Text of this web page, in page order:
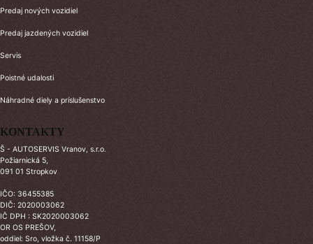
Predaj nových vozidiel
Predaj jazdených vozidiel
Servis
Poistné udalosti
Náhradné diely a príslušenstvo
KONTAKTY
Š - AUTOSERVIS Vranov, s.r.o.
Požiarnická 5,
091 01 Stropkov
IČO: 36455385
DIČ: 2020003062
IČ DPH : SK2020003062
OR OS PREŠOV,
oddiel: Sro, vložka č. 11158/P